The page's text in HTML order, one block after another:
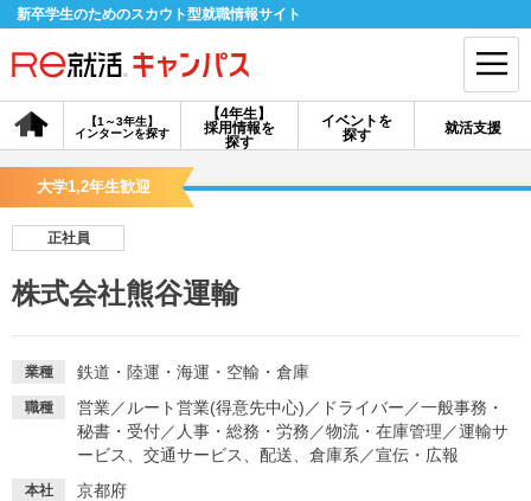
新卒学生のためのスカウト型就職情報サイト
【4年生】
採用情報を
探す
【1～3年生】
インターンを探す
イベントを
探す
就活支援
会員登録 ログイン
探す
イベントを探す スカウト お知らせ
大学1,2年生歓迎
正社員
株式会社熊谷運輸
業種 鉄道・陸運・海運・空輸・倉庫
職種 営業／ ルート営業(得意先中心) ／ ドライバー ／一般事務・
秘書・受付／ 人事・総務・労務 ／物流・在庫管理 ／運輸サ
ービス、交通サービス、配送、倉庫系 ／宣伝・広報
本社 京都府